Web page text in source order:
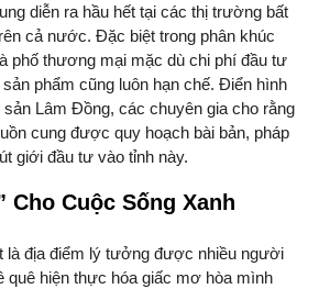
diễn ra hầu hết tại các thị trường bất
cả nước. Đặc biệt trong phân khúc
phố thương mại mặc dù chi phí đầu tư
phẩm cũng luôn hạn chế. Điển hình
Lâm Đồng, các chuyên gia cho rằng
cung được quy hoạch bài bản, pháp
giới đầu tư vào tỉnh này.
Cho Cuộc Sống Xanh
là địa điểm lý tưởng được nhiều người
quê hiện thực hóa giấc mơ hòa mình